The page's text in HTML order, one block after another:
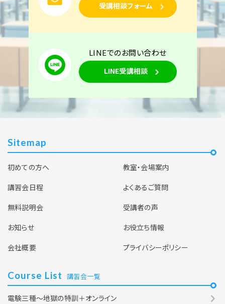
東京校
【オンライン】保安管理業務講習 12月22日開
催(オンライン視聴期間11月30日～12月21
空席あり
2027年1月27日（水）
【オンライン】保安管理業務講習 1月27日開催
(オンライン視聴期間1月5日～1月26日)
東京校
【オンライン】保安管理業務講習 2月21日開催
(オンライン視聴期間1月30日～2月20日)
受講相談フォーム
LINEでのお問い合わせ
LINE受講相談
Sitemap
初めての方へ
教室・会場案内
講習会日程
よくあるご質問
無料説明会
受講者の声
お知らせ
お役立ち情報
会社概要
プライバシーポリシー
Course List 講習会一覧
電験三種～地獄の特訓＋オンライン